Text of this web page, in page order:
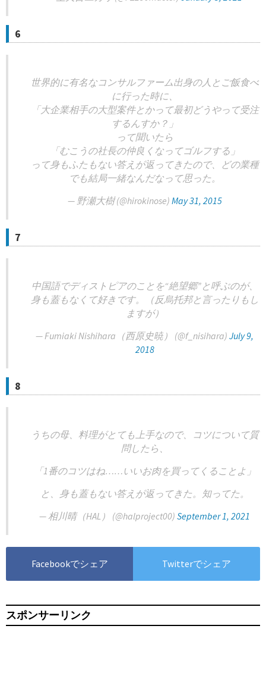
6
世界的に有名なコンサルファーム出身の人とご飯食べ
に行った時に、
「大企業相手の大型案件とかって最初どうやって受注
するんすか？」
って聞いたら
「むこうの社長の仲良くなってゴルフする」
って身もふたもない答えが返ってきたので、どの業種
でも結局一緒なんだなって思った。
— 野瀬大樹 (@hirokinose) May 31, 2015
7
中国語でディストピアのことを“絶望郷”と呼ぶのが、
身も蓋もなくて好きです。（反烏托邦と言ったりもし
ますが）
— Fumiaki Nishihara（西原史暁） (@f_nisihara) July 9,
2018
8
うちの母、料理がとても上手なので、コツについて質
問したら、
「1番のコツはね……いいお肉を買ってくることよ」
と、身も蓋もない答えが返ってきた。知ってた。
— 相川晴（HAL） (@halproject00) September 1, 2021
Facebookでシェア Twitterでシェア
スポンサーリンク